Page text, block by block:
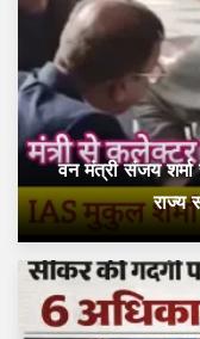
वन मंत्री संजय
राज्य